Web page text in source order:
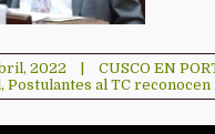
2022 CUSCO EN
, Postulantes al TC